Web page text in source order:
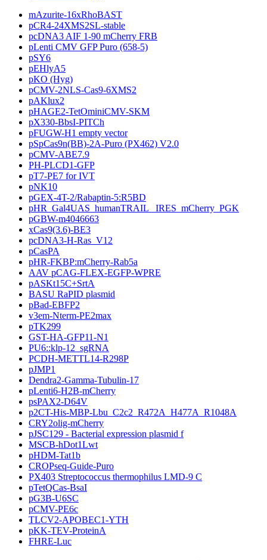
mAzurite-16xRhoBAST
pCR4-24XMS2SL-stable
pcDNA3 AIF 1-90 mCherry FRB
pLenti CMV GFP Puro (658-5)
pSY6
pEHlyA5
pKO (Hyg)
pCMV-2NLS-Cas9-6XMS2
pAKlux2
pHAGE2-TetOminiCMV-SKM
pX330-BbsI-PITCh
pFUGW-H1 empty vector
pSpCas9n(BB)-2A-Puro (PX462) V2.0
pCMV-ABE7.9
PH-PLCD1-GFP
pT7-PE7 for IVT
pNK10
pGEX-4T-2/Rabaptin-5:R5BD
pHR_Gal4UAS_humanTRAIL _IRES_mCherry_PGK
pGBW-m4046663
xCas9(3.6)-BE3
pcDNA3-H-Ras_V12
pCasPA
pHR-FKBP:mCherry-Rab5a
AAV pCAG-FLEX-EGFP-WPRE
pASKt15C+SrtA
BASU RaPID plasmid
pBad-EBFP2
v3em-Nterm-PE2max
pTK299
GST-HA-GFP11-N1
PU6::klp-12_sgRNA
PCDH-METTL14-R298P
pJMP1
Dendra2-Gamma-Tubulin-17
pLenti6-H2B-mCherry
psPAX2-D64V
p2CT-His-MBP-Lbu_C2c2_R472A_H477A_R1048A
CRY2olig-mCherry
pJSC129 - Bacterial expression plasmid f
MSCB-hDot1Lwt
pHDM-Tat1b
CROPseq-Guide-Puro
PX403 Streptococcus thermophilus LMD-9 C
pTetQCas-BsaI
pG3B-U6SC
pCMV-PE6c
TLCV2-APOBEC1-YTH
pKK-TEV-ProteinA
FHRE-Luc